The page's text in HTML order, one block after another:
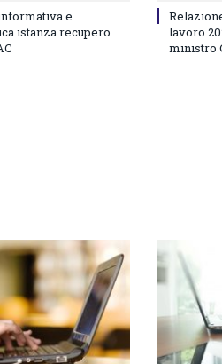
e
istanza recupero
lavoro
ministro